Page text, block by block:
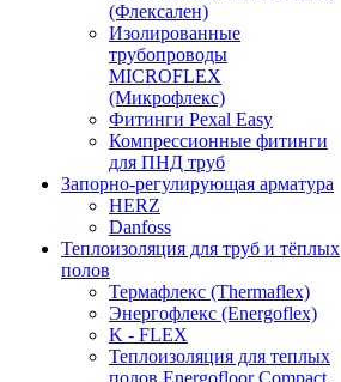
(Флексален)
Изолированные
трубопроводы
MICROFLEX
(Микрофлекс)
Фитинги Pexal Easy
Компрессионные фитинги
для ПНД труб
Запорно-регулирующая арматура
HERZ
Danfoss
Теплоизоляция для труб и тёплых
полов
Термафлекс (Thermaflex)
Энергофлекс (Energoflex)
K - FLEX
Теплоизоляция для теплых
полов Energofloor Compact